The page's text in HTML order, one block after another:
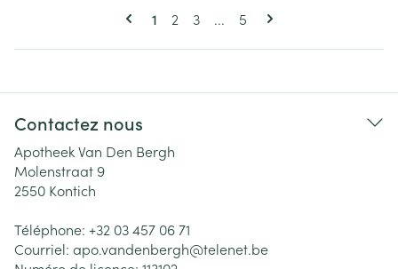
Pages
Vous lisez actuellement la page
1 Page
2 Page
3 ... Page
5
Contactez nous
Apotheek Van Den Bergh
Molenstraat 9
2550 Kontich
Téléphone: +32 03 457 06 71
Courriel: apo.vandenbergh@telenet.be